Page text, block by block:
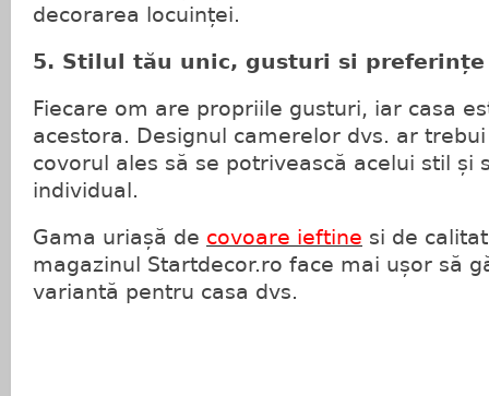
decorarea locuinței.
5. Stilul tău unic, gusturi si
Fiecare om are propriile gusturi, iar casa
acestora. Designul camerelor dvs. ar
covorul ales să se potrivească acelui stil și
individual.
Gama uriașă de covoare ieftine si de
magazinul Startdecor.ro face mai ușor să
variantă pentru casa dvs.